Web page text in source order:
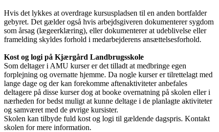
Hvis det lykkes at overdrage kursuspladsen til en anden bortfalder
gebyret. Det gælder også hvis arbejdsgiveren dokumenterer sygdom
som årsag (lægeerklæring), eller dokumenterer at udeblivelse eller
framelding skyldes forhold i medarbejderens ansættelsesforhold.
Kost og logi på Kjærgård Landbrugsskole
Som deltager i AMU kurser er det tilladt at medbringe egen
forplejning og overnatte hjemme. Da nogle kurser er tilrettelagt med
lange dage og der kan forekomme aftenaktiviteter anbefales
deltagere på disse kurser dog at booke overnatning på skolen eller i
nærheden for bedst muligt at kunne deltage i de planlagte aktiviteter
og samværet med de øvrige kursister.
Skolen kan tilbyde fuld kost og logi til gældende dagspris. Kontakt
skolen for mere information.